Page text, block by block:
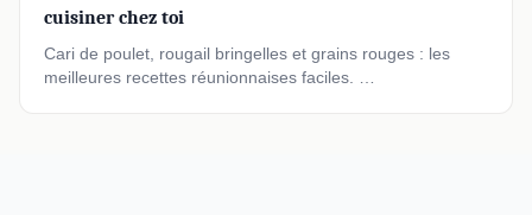
cuisiner chez toi
Cari de poulet, rougail bringelles et grains rouges : les
meilleures recettes réunionnaises faciles. …